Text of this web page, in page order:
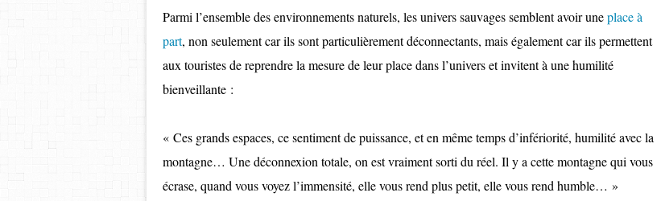
Parmi l’ensemble des environnements naturels, les univers sauvages semblent avoir uneplace à
part, non seulement car ils sont particulièrement déconnectants, mais également car ils permettent
aux touristes de reprendre la mesure de leur place dans l’univers et invitent à une humilité
bienveillante :
« Ces grands espaces, ce sentiment de puissance, et en même temps d’infériorité, humilité avec la
montagne… Une déconnexion totale, on est vraiment sorti du réel. Il y a cette montagne qui vous
écrase, quand vous voyez l’immensité, elle vous rend plus petit, elle vous rend humble… »